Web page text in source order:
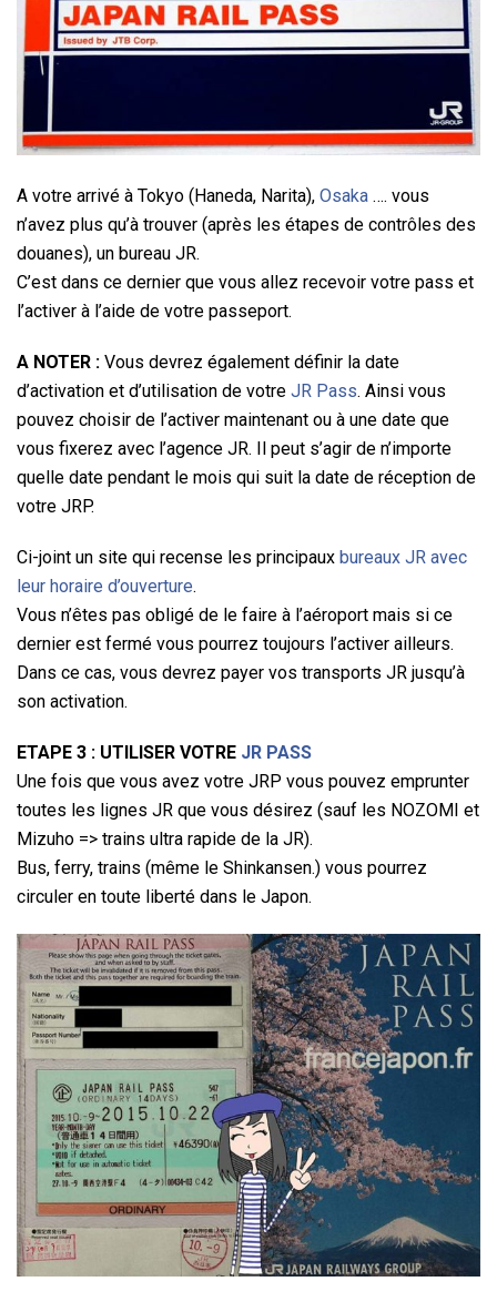
A votre arrivé à Tokyo (Haneda, Narita), Osaka …. vous
n’avez plus qu’à trouver (après les étapes de contrôles des
douanes), un bureau JR.
C’est dans ce dernier que vous allez recevoir votre pass et
l’activer à l’aide de votre passeport.
A NOTER : Vous devrez également définir la date
d’activation et d’utilisation de votre JR Pass. Ainsi vous
pouvez choisir de l’activer maintenant ou à une date que
vous fixerez avec l’agence JR. Il peut s’agir de n’importe
quelle date pendant le mois qui suit la date de réception de
votre JRP.
Ci-joint un site qui recense les principaux bureaux JR avec
leur horaire d’ouverture.
Vous n’êtes pas obligé de le faire à l’aéroport mais si ce
dernier est fermé vous pourrez toujours l’activer ailleurs.
Dans ce cas, vous devrez payer vos transports JR jusqu’à
son activation.
ETAPE 3 : UTILISER VOTRE JR PASS
Une fois que vous avez votre JRP vous pouvez emprunter
toutes les lignes JR que vous désirez (sauf les NOZOMI et
Mizuho => trains ultra rapide de la JR).
Bus, ferry, trains (même le Shinkansen.) vous pourrez
circuler en toute liberté dans le Japon.